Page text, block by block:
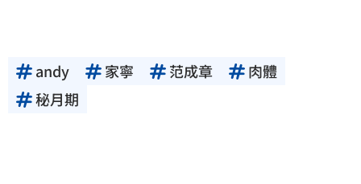
andy 家寧 范成章
肉體
秘月期